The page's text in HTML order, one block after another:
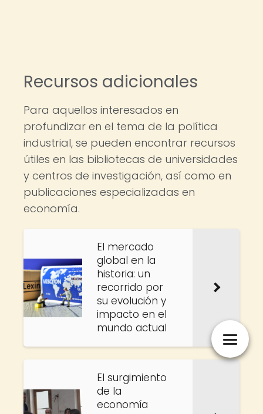
Recursos adicionales
Para aquellos interesados en
profundizar en el tema de la política
industrial, se pueden encontrar recursos
útiles en las bibliotecas de universidades
y centros de investigación, así como en
publicaciones especializadas en
economía.
El mercado
global en la
historia: un
recorrido por
su evolución y
impacto en el
mundo actual
El surgimiento
de la
economía